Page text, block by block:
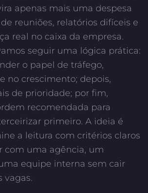
apenas mais uma despesa
reuniões, relatórios difíceis e
real no caixa da empresa.
seguir uma lógica prática:
o papel de tráfego,
no crescimento; depois,
de prioridade; por fim,
recomendada para
primeiro. A ideia é
a leitura com critérios claros
com uma agência, um
equipe interna sem cair
vagas.